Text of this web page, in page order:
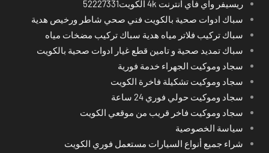
ريسيفر واي فاي انترنت 4k الكويت52227331
سباك ادوات صحية بالكويت فني صحي شاطر ورخيص هدية
سباك تركيب فلاتر مياه هدية سباك تركيب مضخات مياه
سباك تمديد صحية و تامين قطع غيار ادوات صحية بالكويت
سجاد وموكيت الجهراء خدمة فورية
سجاد وموكيت تشكيلة فاخرة الكويت
سجاد وموكيت حولي فوري 24 ساعة
سجاد وموكيت فاخر قريب من موقعي الكويت
سياسة الخصوصية
شراء جميع أنواع السيارات مستعمل فوري الكويت